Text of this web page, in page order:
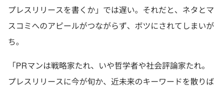
プレスリリースを書くか」では遅い。それだと、ネタとマ
スコミへのアピールがつながらず、ボツにされてしまいが
ち。
「PRマンは戦略家たれ、いや哲学者や社会評論家たれ。
プレスリリースに今が旬か、近未来のキーワードを散りば